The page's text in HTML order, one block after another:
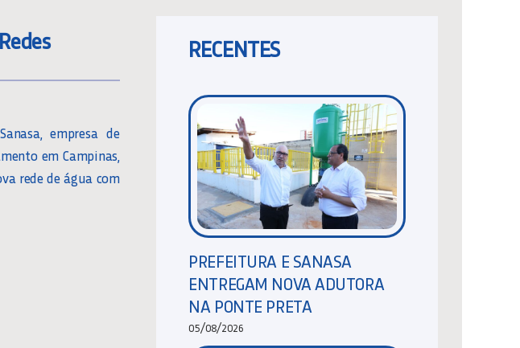
empresa de
em Campinas,
rede de água com
RECENTES
PREFEITURA E SANASA
ENTREGAM NOVA ADUTORA
NA PONTE PRETA
05/08/2026